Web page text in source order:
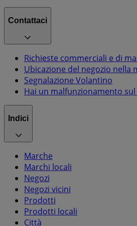
Contattaci
Richieste commerciali e di
Ubicazione del negozio nella
Segnalazione Volantino
Hai un malfunzionamento
Indici
Marche
Marchi locali
Negozi
Negozi vicini
Prodotti
Prodotti locali
Città